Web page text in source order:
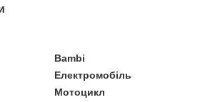
Bambi
Електромобіль
Мотоцикл